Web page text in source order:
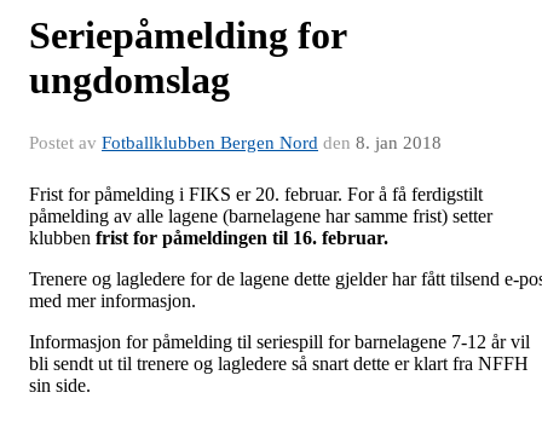
Seriepåmelding for
ungdomslag
Postet av Fotballklubben Bergen Nord den 8. jan 2018
Frist for påmelding i FIKS er 20. februar. For å få ferdigstilt
påmelding av alle lagene (barnelagene har samme frist) setter
klubben frist for påmeldingen til 16. februar.
Trenere og lagledere for de lagene dette gjelder har fått tilsend e-
med mer informasjon.
Informasjon for påmelding til seriespill for barnelagene 7-12 år vil
bli sendt ut til trenere og lagledere så snart dette er klart fra NFFH
sin side.